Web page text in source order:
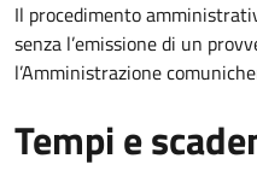
Il procedimento
senza l’emissione di un
l’Amministrazione
Tempi e